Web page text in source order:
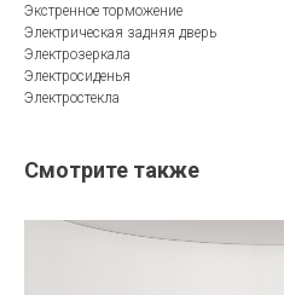
Экстренное торможение
Электрическая задняя дверь
Электрозеркала
Электросиденья
Электростекла
Смотрите также